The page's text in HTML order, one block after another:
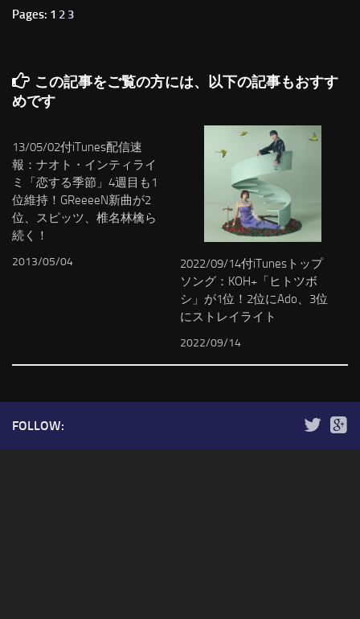
Pages: 1 2 3
この記事をご覧の方には、以下の記事もおすす
めです
13/05/02付iTunes配信速
報：ナオト・インティライ
ミ「恋する季節」4週目も1
位維持！GReeeeN新曲が2
位、スピッツ、椎名林檎ら
続く！
2013/05/04
2022/09/14付iTunesトップ
ソング：KOH+「ヒトツボ
シ」が1位！2位にAdo、3位
にストレイライト
2022/09/14
FOLLOW: